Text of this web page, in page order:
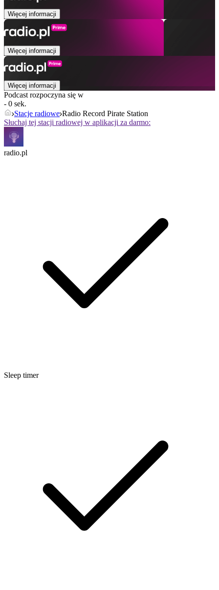
Więcej informacji
Więcej informacji
Więcej informacji
Podcast rozpoczyna się w
- 0 sek.
Stacje radiowe Radio Record Pirate Station
Słuchaj tej stacji radiowej w aplikacji za darmo:
radio.pl
Sleep timer